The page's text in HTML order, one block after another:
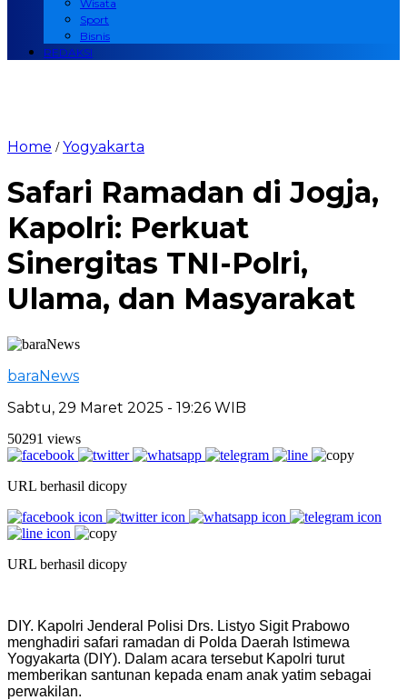
Wisata
Sport
Bisnis
REDAKSI
Home /Yogyakarta
Safari Ramadan di Jogja,
Kapolri: Perkuat
Sinergitas TNI-Polri,
Ulama, dan Masyarakat
baraNews
Sabtu, 29 Maret 2025 - 19:26 WIB
50291 views
URL berhasil dicopy
URL berhasil dicopy
DIY. Kapolri Jenderal Polisi Drs. Listyo Sigit Prabowo
menghadiri safari ramadan di Polda Daerah Istimewa
Yogyakarta (DIY). Dalam acara tersebut Kapolri turut
memberikan santunan kepada enam anak yatim sebagai
perwakilan.